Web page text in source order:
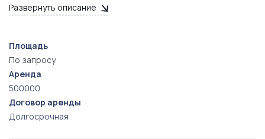
туалет
Развернуть описание
Площадь
По запросу
Аренда
500000
Договор аренды
Долгосрочная